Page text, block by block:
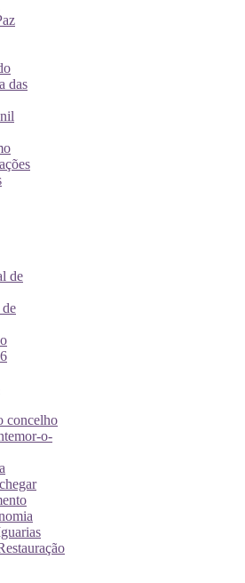
das
de
concelho
o-